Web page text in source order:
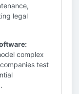
legal
complex
test